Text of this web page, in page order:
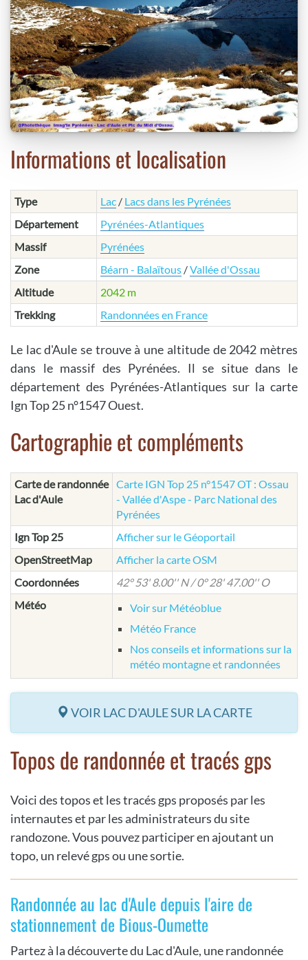
Informations et localisation
Type Lac / Lacs dans les Pyrénées
Département
Pyrénées-Atlantiques
Massif
Pyrénées
Zone
Béarn - Balaïtous /Vallée d'Ossau
Altitude
2042 m
Trekking
Randonnées en France
Le lac d'Aule se trouve à une altitude de 2042 mètres
dans le massif des Pyrénées. Il se situe dans le
département des Pyrénées-Atlantiques sur la carte
Ign Top 25 n°1547 Ouest.
Cartographie et compléments
Carte de randonnée
Lac d'Aule
Carte IGN Top 25 n°1547 OT : Ossau
- Vallée d'Aspe - Parc National des
Pyrénées
Ign Top 25
Afficher sur le Géoportail
OpenStreetMap
Afficher la carte OSM
Coordonnées
42° 53' 8.00'' N / 0° 28' 47.00'' O
Météo
Voir sur Météoblue
Météo France
Nos conseils et informations sur la
météo montagne et randonnées
VOIR LAC D'AULE SUR LA CARTE
Topos de randonnée et tracés gps
Voici des topos et les tracés gps proposés par les
internautes et par les administrateurs du site
randozone. Vous pouvez participer en ajoutant un
topo, un relevé gps ou une sortie.
Randonnée au lac d'Aule depuis l'aire de
stationnement de Bious-Oumette
Partez à la découverte du Lac d'Aule, une randonnée